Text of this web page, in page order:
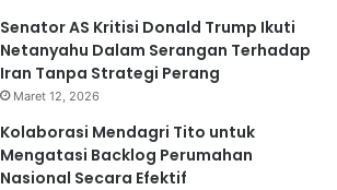
Senator AS Kritisi Donald Trump Ikuti
Netanyahu Dalam Serangan Terhadap
Iran Tanpa Strategi Perang
Maret 12, 2026
Kolaborasi Mendagri Tito untuk
Mengatasi Backlog Perumahan
Nasional Secara Efektif